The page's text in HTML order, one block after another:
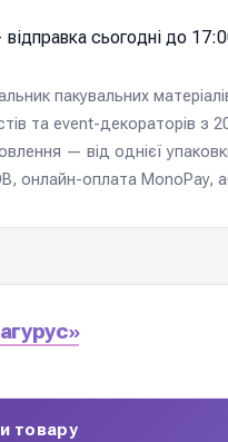
cьогодні до
пакувальних матеріалів
та event-декораторів з
— від однієї
онлайн-оплата MonoPay,
товару